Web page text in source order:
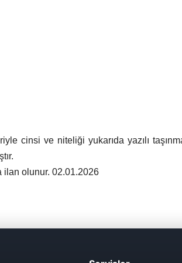
cinsi ve niteliği yukarıda yazılı
ilan olunur. 02.01.2026